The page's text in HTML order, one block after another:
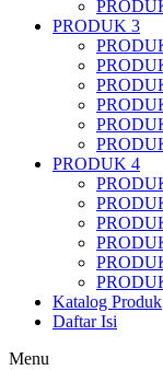
PRODUK 3
PRODUK 4
Katalog Produk
Daftar Isi
Menu